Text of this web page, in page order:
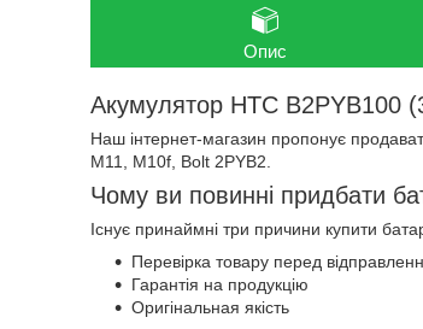
Опис
Акумулятор HTC B2PYB100
Наш інтернет-магазин пропонує
M11, M10f, Bolt 2PYB2.
Чому ви повинні придбати
Існує принаймні три причини купити
Перевірка товару перед
Гарантія на продукцію
Оригінальная якість